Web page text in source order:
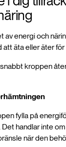
av energi och
att äta eller äter
kroppen
fylla på
handlar inte
när den